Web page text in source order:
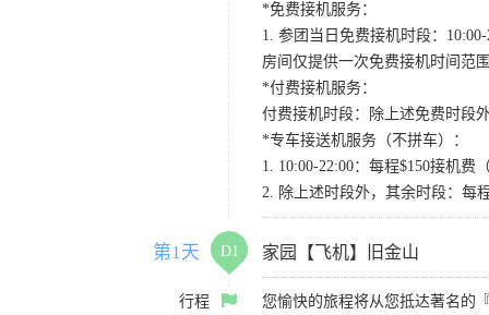
*免费接机服务：
1. 参团当日免费接机时段：
房间仅提供一次免费接机时间范
*付费接机服务：
付费接机时段：除上述免费时段
*专车接送机服务（不拼车）：
1. 10:00-22:00：每程$150接机
2. 除上述时段外，其余时段：每
第1天 D1 家园【飞机】旧金山
行程 您愉快的旅程将从您抵达著名的